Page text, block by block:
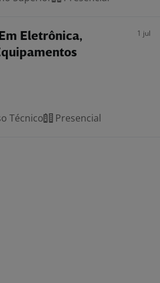
Eletrônica,
1 jul
Técnico Presencial